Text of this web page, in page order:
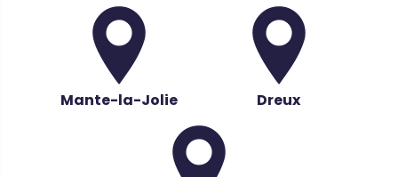
Mante-la-Jolie Dreux